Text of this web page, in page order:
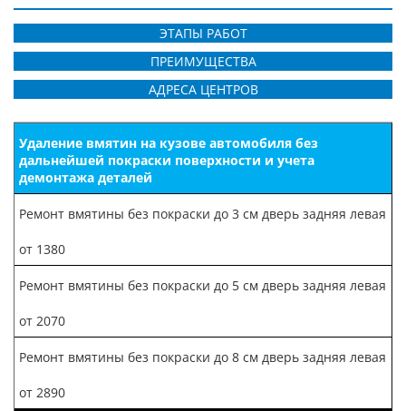
ЭТАПЫ РАБОТ
ПРЕИМУЩЕСТВА
АДРЕСА ЦЕНТРОВ
Удаление вмятин на кузове автомобиля без
дальнейшей покраски поверхности и учета
демонтажа деталей
Ремонт вмятины без покраски до 3 см дверь задняя левая
от 1380
Ремонт вмятины без покраски до 5 см дверь задняя левая
от 2070
Ремонт вмятины без покраски до 8 см дверь задняя левая
от 2890